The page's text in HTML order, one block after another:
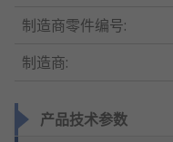
制造商零件编号:
制造商:
产品技术参数